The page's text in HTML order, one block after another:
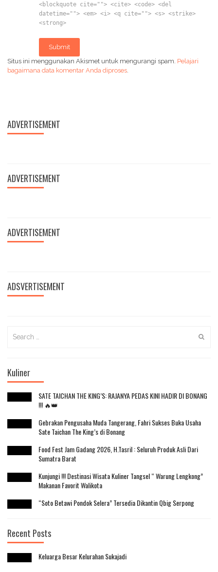
<blockquote cite=""> <cite> <code> <del
datetime=""> <em> <i> <q cite=""> <s> <strike>
<strong>
Submit
Situs ini menggunakan Akismet untuk mengurangi spam. Pelajari
bagaimana data komentar Anda diproses
ADVERTISEMENT
ADVERTISEMENT
ADVERTISEMENT
ADSVERTISEMENT
for:
Kuliner
SATE TAICHAN THE KING’S: RAJANYA PEDAS KINI HADIR DI BONANG
!!! 🔥👑
Gebrakan Pengusaha Muda Tangerang, Fahri Sukses Buka Usaha
Sate Taichan The King’s di Bonang
Food Fest Jam Gadang 2026, H.Tasril : Seluruh Produk Asli Dari
Sumatra Barat
Kunjungi !!! Destinasi Wisata Kuliner Tangsel “ Warung Lengkong”
Makanan Favorit Walikota
“Soto Betawi Pondok Selera” Tersedia Dikantin Qbig Serpong
Recent Posts
Keluarga Besar Kelurahan Sukajadi